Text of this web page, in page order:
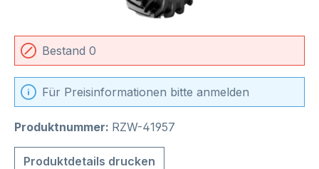
Bestand 0
Für Preisinformationen bitte anmelden
Produktnummer: RZW-41957
Produktdetails drucken